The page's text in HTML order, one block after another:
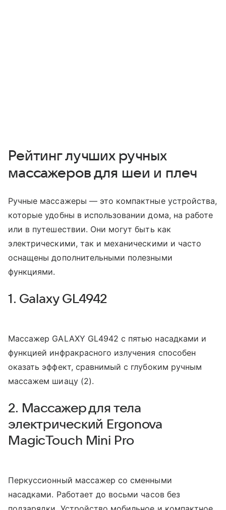
Рейтинг лучших ручных
массажеров для шеи и плеч
Ручные массажеры — это компактные устройства,
которые удобны в использовании дома, на работе
или в путешествии. Они могут быть как
электрическими, так и механическими и часто
оснащены дополнительными полезными
функциями.
1. Galaxy GL4942
Массажер GALAXY GL4942 с пятью насадками и
функцией инфракрасного излучения способен
оказать эффект, сравнимый с глубоким ручным
массажем шиацу (2).
2. Массажер для тела
электрический Ergonova
MagicTouch Mini Pro
Перкуссионный массажер со сменными
насадками. Работает до восьми часов без